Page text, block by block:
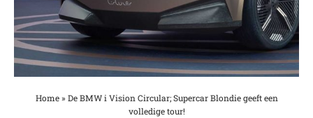
Home» De BMW i Vision Circular; Supercar Blondie geeft een
volledige tour!